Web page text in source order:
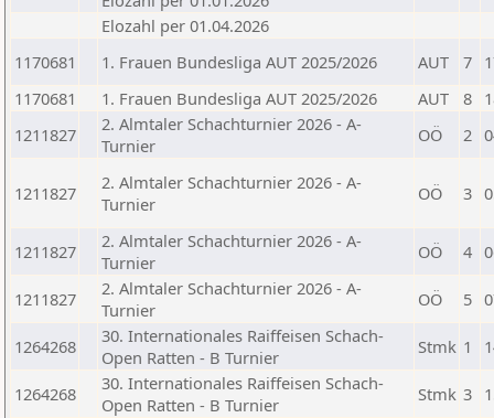
Elozahl per 01.04.2026
1170681
1. Frauen Bundesliga AUT 2025/2026 AUT 7
1170681
1. Frauen Bundesliga AUT 2025/2026 AUT 8
1211827
2. Almtaler Schachturnier 2026 - A-
Turnier
OÖ 2
1211827
2. Almtaler Schachturnier 2026 - A-
Turnier
OÖ 3
1211827
2. Almtaler Schachturnier 2026 - A-
Turnier
OÖ 4
1211827
2. Almtaler Schachturnier 2026 - A-
Turnier
OÖ 5
1264268
30. Internationales Raiffeisen Schach-
Open Ratten - B Turnier
Stmk 1
1264268
30. Internationales Raiffeisen Schach-
Open Ratten - B Turnier
Stmk 3